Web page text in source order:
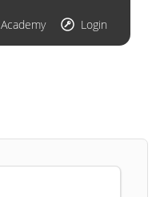
Academy Login